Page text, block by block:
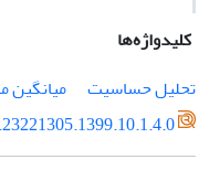
کلیدواژه‌ها
تحلیل حساسیت
میانگین